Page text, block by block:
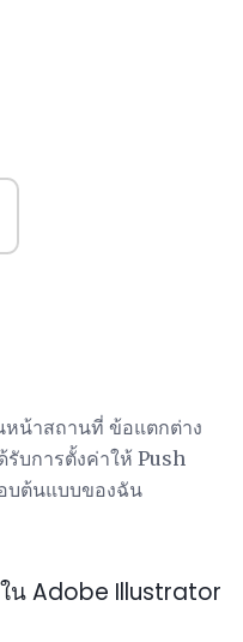
น้าสถานที่ ข้อแตกต่าง
บการตั้งค่าให้ Push
บต้นแบบของฉัน
น Adobe Illustrator